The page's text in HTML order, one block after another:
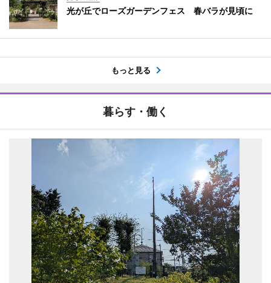
光が丘でローズガーデンフェス 春バラが見頃に
もっと見る
暮らす・働く